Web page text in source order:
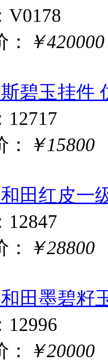
V0178
￥420000
碧玉挂件
12717
￥15800
田红皮一
12847
￥28800
田墨碧籽
12996
￥20000